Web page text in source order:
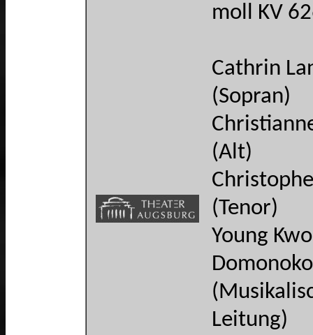
moll KV
Cathrin
(Sopran)
(Alt)
(Tenor)
Young
Leitung)